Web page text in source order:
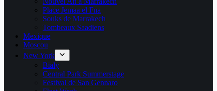
Place Jemaa el Fna
Souks de Marrakech
Tombeaux Saadiens
Mexique
Moscou
New York
Bialy
Central Park Summerstage
Festival de San Gennaro